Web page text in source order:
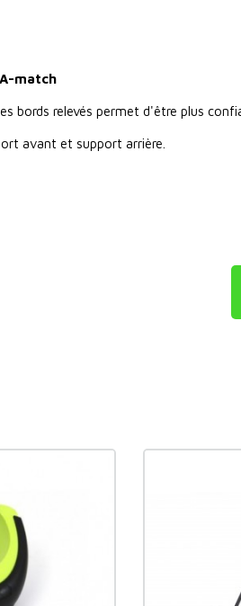
match
bords relevés permet d'être plus
avant et support arrière.